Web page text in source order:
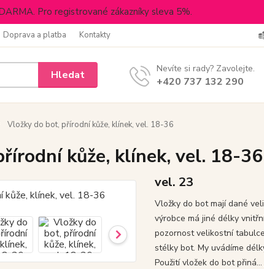
Pro registrované zákazníky sleva 5%.
Doprava a platba Kontakty
Hledat Nevíte si rady? Zavolejte.
+420 737 132 290
Vložky do bot, přírodní kůže, klínek, vel. 18-36
kůže, klínek, vel. 18-36
vel. 23
Vložky do bot mají dané
výrobce má jiné délky
pozornost velikostní
stélky bot. My uvádíme
Použití vložek do bot přiná...